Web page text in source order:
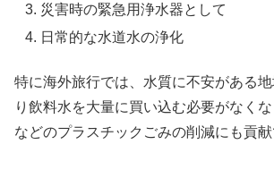
災害時の緊急用浄水器として
日常的な水道水の浄化
特に海外旅行では、水質に不安がある
り飲料水を大量に買い込む必要がなく
などのプラスチックごみの削減にも貢献